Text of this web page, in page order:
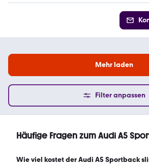
Mehr laden
Filter anpassen
Häufige Fragen zum Audi A5
Wie viel kostet der Audi A5 Sportback